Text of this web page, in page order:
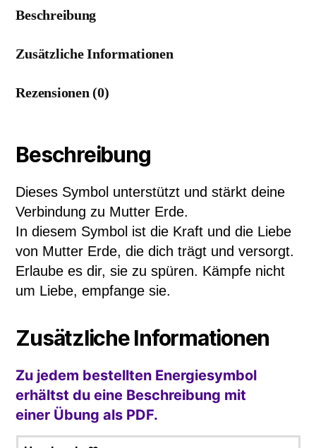
Beschreibung
Zusätzliche Informationen
Rezensionen (0)
Beschreibung
Dieses Symbol unterstützt und stärkt deine
Verbindung zu Mutter Erde.
In diesem Symbol ist die Kraft und die Liebe
von Mutter Erde, die dich trägt und versorgt.
Erlaube es dir, sie zu spüren. Kämpfe nicht
um Liebe, empfange sie.
Zusätzliche Informationen
Zu jedem bestellten Energiesymbol
erhältst du eine Beschreibung mit
einer Übung als PDF.